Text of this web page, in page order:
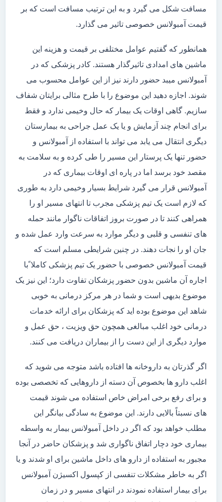
مسافت شکل می گیرد و به این ترتیب مسافت است که بر
قیمت آمبولانس خصوصی تاثیر می گذارد.
همانطور که گفتیم عوامل مختلفی بر قیمت و هزینه این
ماشین های امدادی تاثیرگذار هستند. کادر پزشکی که در
آمبولانس میبد حضور دارند نیز از این عوامل محسوب می
شوند. اجازه دهید این موضوع را با طرح مثالی برایتان شفاف
سازیم. گاهی اوقات یک بیمار که حال وخیمی ندارد و فقط
برای انجام چند آزمایش و یا یک عمل جراحی به بیمارستان
دیگری انتقال می یابد می تواند با استفاده از آمبولانس و
حضور تنها یک پرستار این مسیر را طی کرده و به سلامت به
مقصد خود برسد اما در پاره ای اوقات بیماری که در
آمبولانس قرار می گیرد شرایط بسیار وخیمی دارد به طوری
که لازم است یک تیم پزشکی مجرب تا انتهای مسیر او را
همراهی کنند تا در صورت بروز اتفاقات ناگوار مانند حمله
های تنفسی و قلبی و دیگر موارد به سرعت وارد عمل شده و
جان او را نجات دهند. در چنین شرایطی مسلم است که
قیمت آمبولانس خصوصی با حضور یک تیم پزشکی کاملا ًبا
اجاره آن ماشین بدون حضور پزشکان تفاوت دارد؛ این نیز یک
موضوع بدیهی است و شما در هر مرکز درمانی به خوبی
شاهد این موضوع بوده اید که پزشکان برای ارائه خدمات
درمانی خود اغلب مبالغی همچون حق ویزیت ، حق عمل و
موارد دیگری از این دست را از بیماران دریافت می کنند.
اگر گذرتان به داروخانه ها افتاده باشد متوجه می شوید که
اغلب دارو ها بخصوص آن دسته از داروهایی که تخصصی بوده
و برای رفع برخی امراض خاص استفاده می شوند قیمت
های نسبتاً بالایی دارند. این موضوع به سادگی بیانگر این
مطلب خواهد بود که اگر در داخل آمبولانس بیمار به واسطه
بیماری خود دچار اتفاق ناگواری شد و پزشکان حاضر در آنجا
مجبور به استفاده از دارو های داخل ماشین برای او شدند و یا
اگر به خاطر مشکلات تنفسی از کپسول اکسیژن آمبولانس
برای بیمار استفاده نمودند در انتهای مسیر و در زمان